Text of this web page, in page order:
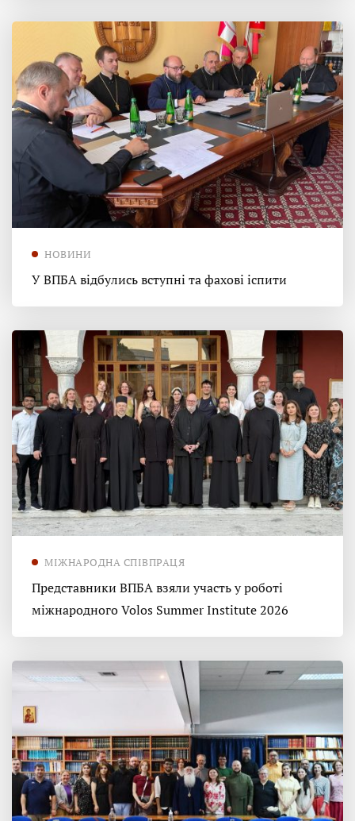
НОВИНИ
У ВПБА відбулись вступні та фахові іспити
МІЖНАРОДНА СПІВПРАЦЯ
Представники ВПБА взяли участь у роботі
міжнародного Volos Summer Institute 2026